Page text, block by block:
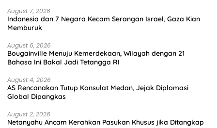
August 7, 2026
Indonesia dan 7 Negara Kecam Serangan Israel, Gaza Kian
Memburuk
August 6, 2026
Bougainville Menuju Kemerdekaan, Wilayah dengan 21
Bahasa Ini Bakal Jadi Tetangga RI
August 4, 2026
AS Rencanakan Tutup Konsulat Medan, Jejak Diplomasi
Global Dipangkas
August 2, 2026
Netanyahu Ancam Kerahkan Pasukan Khusus jika Ditangkap